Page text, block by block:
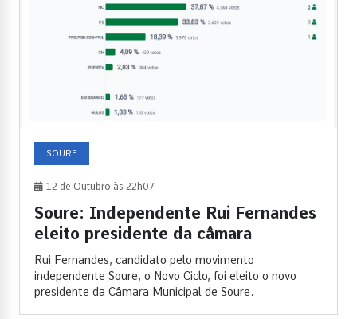
SOURE
12 de Outubro às 22h07
Soure: Independente Rui Fernandes
eleito presidente da câmara
Rui Fernandes, candidato pelo movimento
independente Soure, o Novo Ciclo, foi eleito o novo
presidente da Câmara Municipal de Soure.